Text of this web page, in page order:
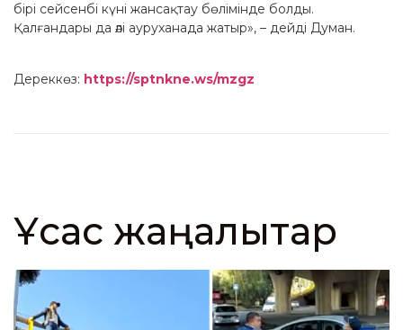
бірі сейсенбі күні жансақтау бөлімінде болды.
Қалғандары да әлі ауруханада жатыр», – дейді Думан.
Дереккөз: https://sptnkne.ws/mzgz
Ұқсас жаңалықтар